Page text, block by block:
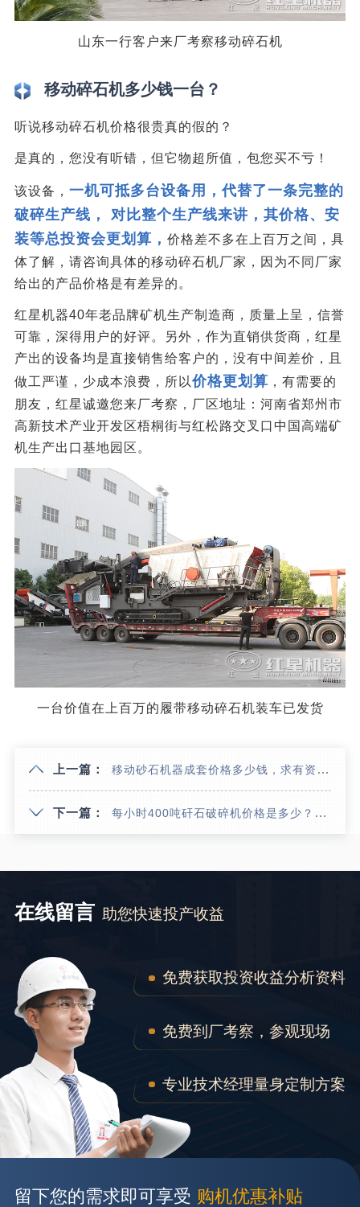
山东一行客户来厂考察移动碎石机
移动碎石机多少钱一台？
听说移动碎石机价格很贵真的假的？
是真的，您没有听错，但它物超所值，包您买不亏！
该设备， 一机可抵多台设备用，代替了一条完整的
破碎生产线， 对比整个生产线来讲，其价格、安
装等总投资会更划算， 价格差不多在上百万之间，具
体了解，请咨询具体的移动碎石机厂家，因为不同厂家
给出的产品价格是有差异的。
红星机器40年老品牌矿机生产制造商，质量上呈，信誉
可靠，深得用户的好评。另外，作为直销供货商，红星
产出的设备均是直接销售给客户的，没有中间差价，且
做工严谨，少成本浪费，所以价格更划算 ，有需要的
朋友，红星诚邀您来厂考察，厂区地址：河南省郑州市
高新技术产业开发区梧桐街与红松路交叉口中国高端矿
机生产出口基地园区。
一台价值在上百万的履带移动碎石机装车已发货
上一篇： 移动砂石机器成套价格多少钱，求有资历正规矿山设备厂家推荐
下一篇： 每小时400吨矸石破碎机价格是多少？（内附现场粉碎视频）
在线留言 助您快速投产收益
免费获取投资收益分析资料
免费到厂考察，参观现场
专业技术经理量身定制方案
留下您的需求即可享受 购机优惠补贴